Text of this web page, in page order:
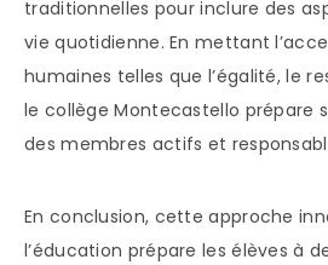
traditionnelles pour inclure des
vie quotidienne. En mettant
humaines telles que l’égalité, le
le collège Montecastello prépare
des membres actifs et
En conclusion, cette approche
l’éducation prépare les élèves à